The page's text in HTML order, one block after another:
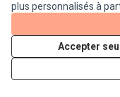
plus personnalisés à
Accepter